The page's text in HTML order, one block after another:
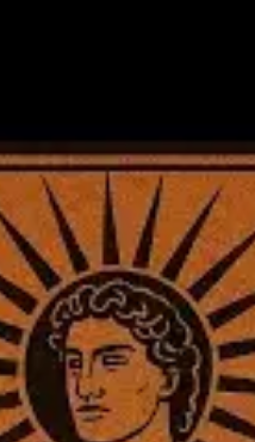
Simmias' and Cebes'
against suicide:
masters,